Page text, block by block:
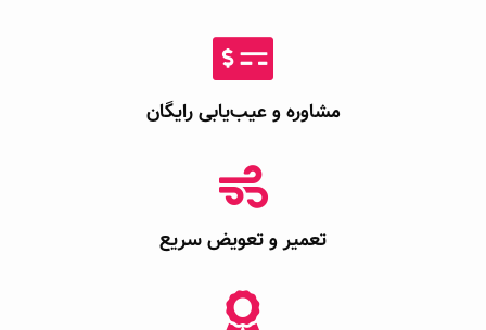
مشاوره و عیب‌یابی رایگان
تعمیر و تعویض سریع